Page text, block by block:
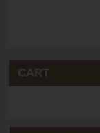
CART